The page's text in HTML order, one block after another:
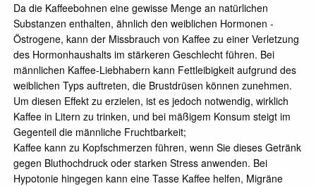
Da die Kaffeebohnen eine gewisse Menge an natürlichen
Substanzen enthalten, ähnlich den weiblichen Hormonen -
Östrogene, kann der Missbrauch von Kaffee zu einer Verletzung
des Hormonhaushalts im stärkeren Geschlecht führen. Bei
männlichen Kaffee-Liebhabern kann Fettleibigkeit aufgrund des
weiblichen Typs auftreten, die Brustdrüsen können zunehmen.
Um diesen Effekt zu erzielen, ist es jedoch notwendig, wirklich
Kaffee in Litern zu trinken, und bei mäßigem Konsum steigt im
Gegenteil die männliche Fruchtbarkeit;
Kaffee kann zu Kopfschmerzen führen, wenn Sie dieses Getränk
gegen Bluthochdruck oder starken Stress anwenden. Bei
Hypotonie hingegen kann eine Tasse Kaffee helfen, Migräne